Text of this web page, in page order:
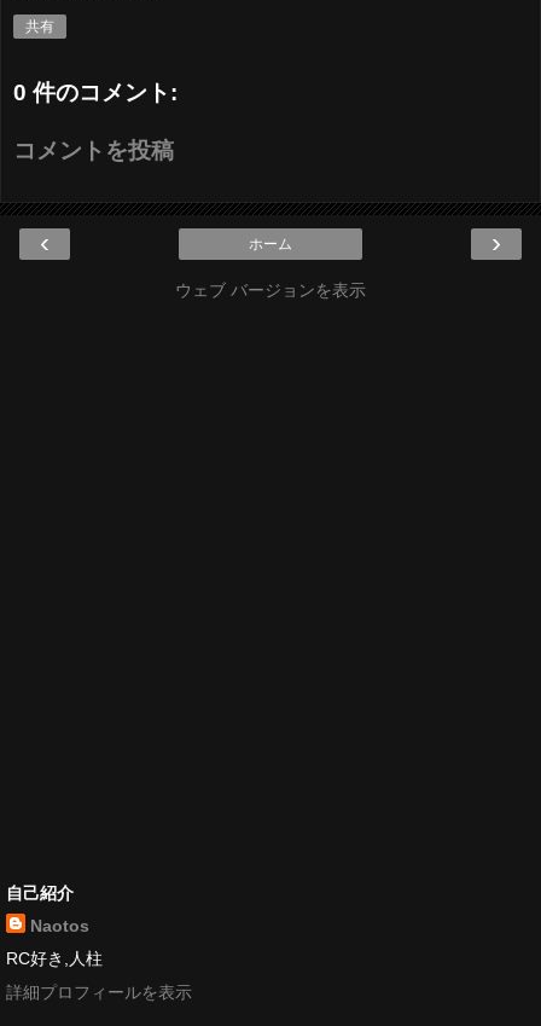
共有
0 件のコメント:
コメントを投稿
‹ ›
ホーム
ウェブ バージョンを表示
自己紹介
Naotos
RC好き,人柱
詳細プロフィールを表示